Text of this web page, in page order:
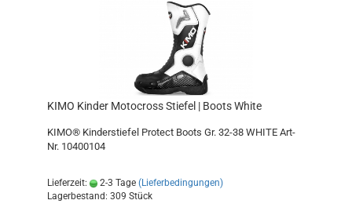
KIMO Kinder Motocross Stiefel | Boots White
KIMO® Kinderstiefel Protect Boots Gr. 32-38 WHITE Art-
Nr. 10400104
Lieferzeit: 2-3 Tage (Lieferbedingungen)
Lagerbestand: 309 Stück